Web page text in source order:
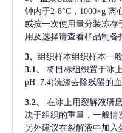
钟内于2-8°C，1000×g 离
或按一次使用量分装冻存
用及选择请查看样品制备
3、 组织样本组织样本一
3.1、
将目标组织置于冰
pH=7.4)洗涤去除残留的
3.2、
在冰上用裂解液研
决于组织的重量，一般情
另外建议在裂解液中加入